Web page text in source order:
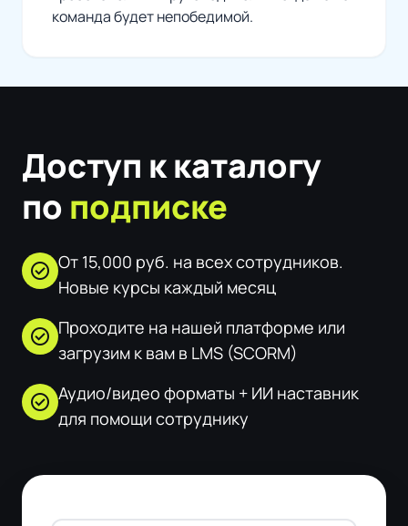
команда будет непобедимой.
Доступ к каталогу
по подписке
check_circle От 15,000 руб. на всех сотрудников.
Новые курсы каждый месяц
check_circle Проходите на нашей платформе или
загрузим к вам в LMS (SCORM)
check_circle Аудио/видео форматы + ИИ наставник
для помощи сотруднику